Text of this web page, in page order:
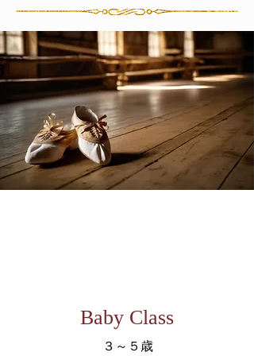
Baby Class
３～５歳